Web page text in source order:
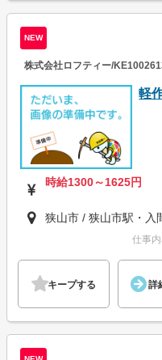
NEW
株式会社ロフティー/
軽
時給1300～1625円
狭山市 / 狭山市駅・入
仕事
キープする 詳